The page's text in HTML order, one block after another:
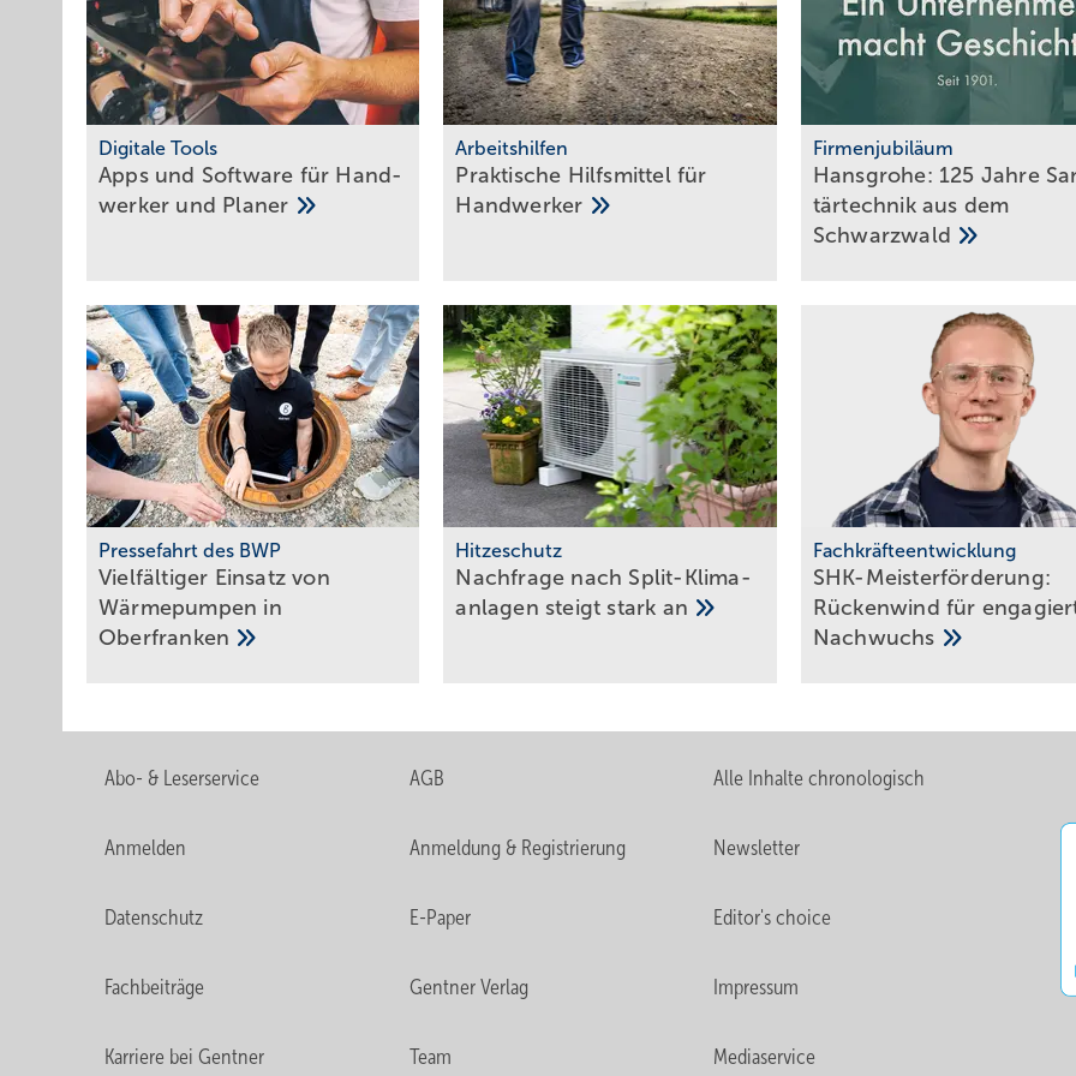
Digitale Tools
Apps und Soft­ware für Hand­
werker und Planer
Arbeitshilfen
Praktische Hilfs­mittel für
Hand­werker
Firmenjubiläum
Hansgrohe: 125 Jahre
tär­tech­nik aus dem
Schwarz­wald
Pressefahrt des BWP
Vielfältiger Einsatz von
Wärmepumpen in
Oberfranken
Hitzeschutz
Nachfrage nach Split-Klima­
an­lagen steigt stark an
Fachkräfteentwicklung
SHK-Meisterförderung:
Rücken­wind für
Nachwuchs
Abo- & Leserservice AGB Alle Inhalte chronologisch
Anmelden Anmeldung & Registrierung Newsletter
Datenschutz E-Paper Editor's choice
Fachbeiträge Gentner Verlag Impressum
Karriere bei Gentner Team Mediaservice